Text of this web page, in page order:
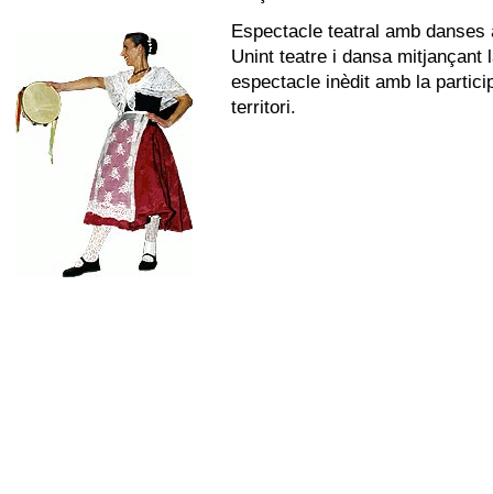
Espectacle teatral amb
Unint teatre i dansa mitjançant
espectacle inèdit amb la
territori.